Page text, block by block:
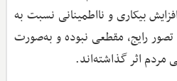
بیکاری و نااطمینانی نسبت به
رایج، مقطعی نبوده و به‌صورت
مردم اثر گذاشته‌اند.